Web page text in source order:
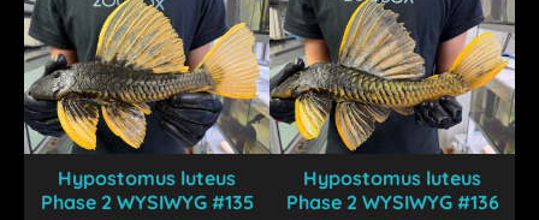
Hypostomus luteus
Phase 2 WYSIWYG #135
Hypostomus luteus
Phase 2 WYSIWYG #136